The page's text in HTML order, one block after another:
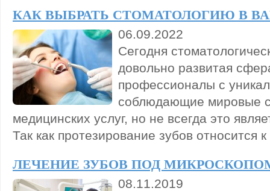
КАК ВЫБРАТЬ СТОМАТОЛОГИЮ В
06.09.2022
Сегодня
довольно развитая
профессионалы с
соблюдающие мировые
медицинских услуг, но не всегда это
Так как протезирование зубов относится
ЛЕЧЕНИЕ ЗУБОВ ПОД
08.11.2019